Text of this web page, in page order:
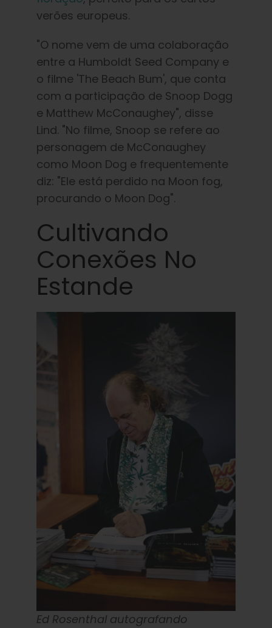
verões europeus.
"O nome vem de uma colaboração
entre a Humboldt Seed Company e
o filme 'The Beach Bum', que conta
com a participação de Snoop Dogg
e Matthew McConaughey", disse
Lind. "No filme, Snoop se refere ao
personagem de McConaughey
como Moon Dog e frequentemente
diz: "Ele está perdido na Moon fog,
procurando o Moon Dog".
Cultivando
Conexões No
Estande
Ed Rosenthal autografando